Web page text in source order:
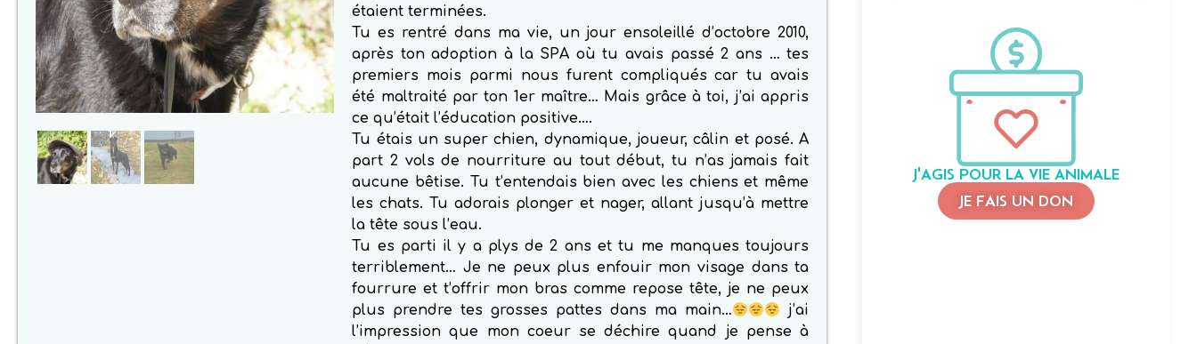
étaient terminées.
Tu es rentré dans ma vie, un jour ensoleillé d’octobre 2010,
après ton adoption à la SPA où tu avais passé 2 ans … tes
premiers mois parmi nous furent compliqués car tu avais
été maltraité par ton 1er maître… Mais grâce à toi, j’ai appris
ce qu’était l’éducation positive….
Tu étais un super chien, dynamique, joueur, câlin et posé. A
part 2 vols de nourriture au tout début, tu n’as jamais fait
aucune bêtise. Tu t’entendais bien avec les chiens et même
les chats. Tu adorais plonger et nager, allant jusqu’à mettre
la tête sous l’eau.
Tu es parti il y a plys de 2 ans et tu me manques toujours
terriblement… Je ne peux plus enfouir mon visage dans ta
fourrure et t’offrir mon bras comme repose tête, je ne peux
plus prendre tes grosses pattes dans ma main…
j’ai
l’impression que mon coeur se déchire quand je pense à
J'AGIS POUR LA VIE ANIMALE
JE FAIS UN DON